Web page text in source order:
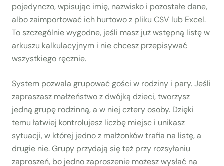
pojedynczo, wpisując imię, nazwisko i pozostałe dane,
albo zaimportować ich hurtowo z pliku CSV lub Excel.
To szczególnie wygodne, jeśli masz już wstępną listę w
arkuszu kalkulacyjnym i nie chcesz przepisywać
wszystkiego ręcznie.
System pozwala grupować gości w rodziny i pary. Jeśli
zapraszasz małżeństwo z dwójką dzieci, tworzysz
jedną grupę rodzinną, a w niej cztery osoby. Dzięki
temu łatwiej kontrolujesz liczbę miejsc i unikasz
sytuacji, w której jedno z małżonków trafia na listę, a
drugie nie. Grupy przydają się też przy rozsyłaniu
zaproszeń, bo jedno zaproszenie możesz wysłać na